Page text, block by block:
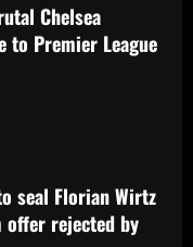
Chelsea
to Premier League
seal Florian Wirtz
rejected by